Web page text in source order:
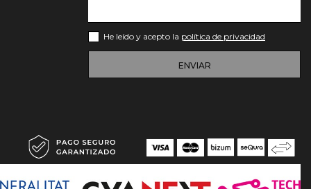
He leído y acepto la política de privacidad
ENVIAR